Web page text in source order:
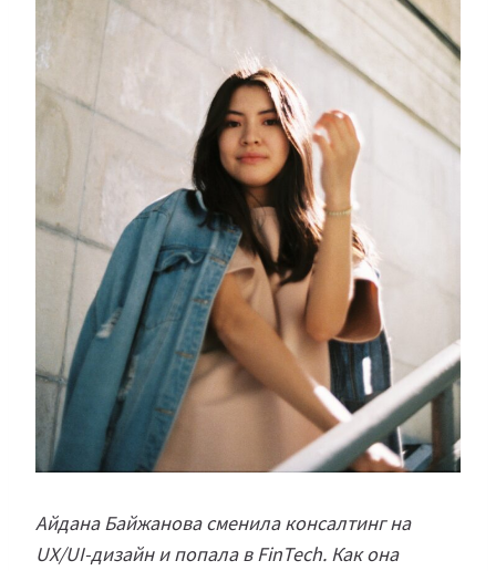
Айдана Байжанова сменила консалтинг на
UX/UI-дизайн и попала в FinTech. Как она